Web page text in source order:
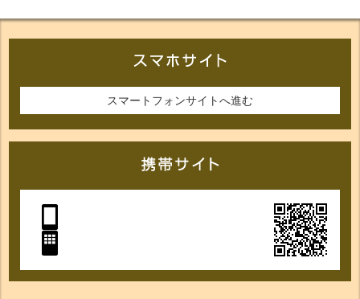
スマートフォンサイトへ進む